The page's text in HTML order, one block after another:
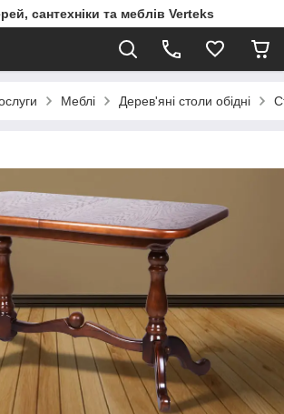
сантехніки та меблів Verteks
Меблі Дерев'яні столи обідні